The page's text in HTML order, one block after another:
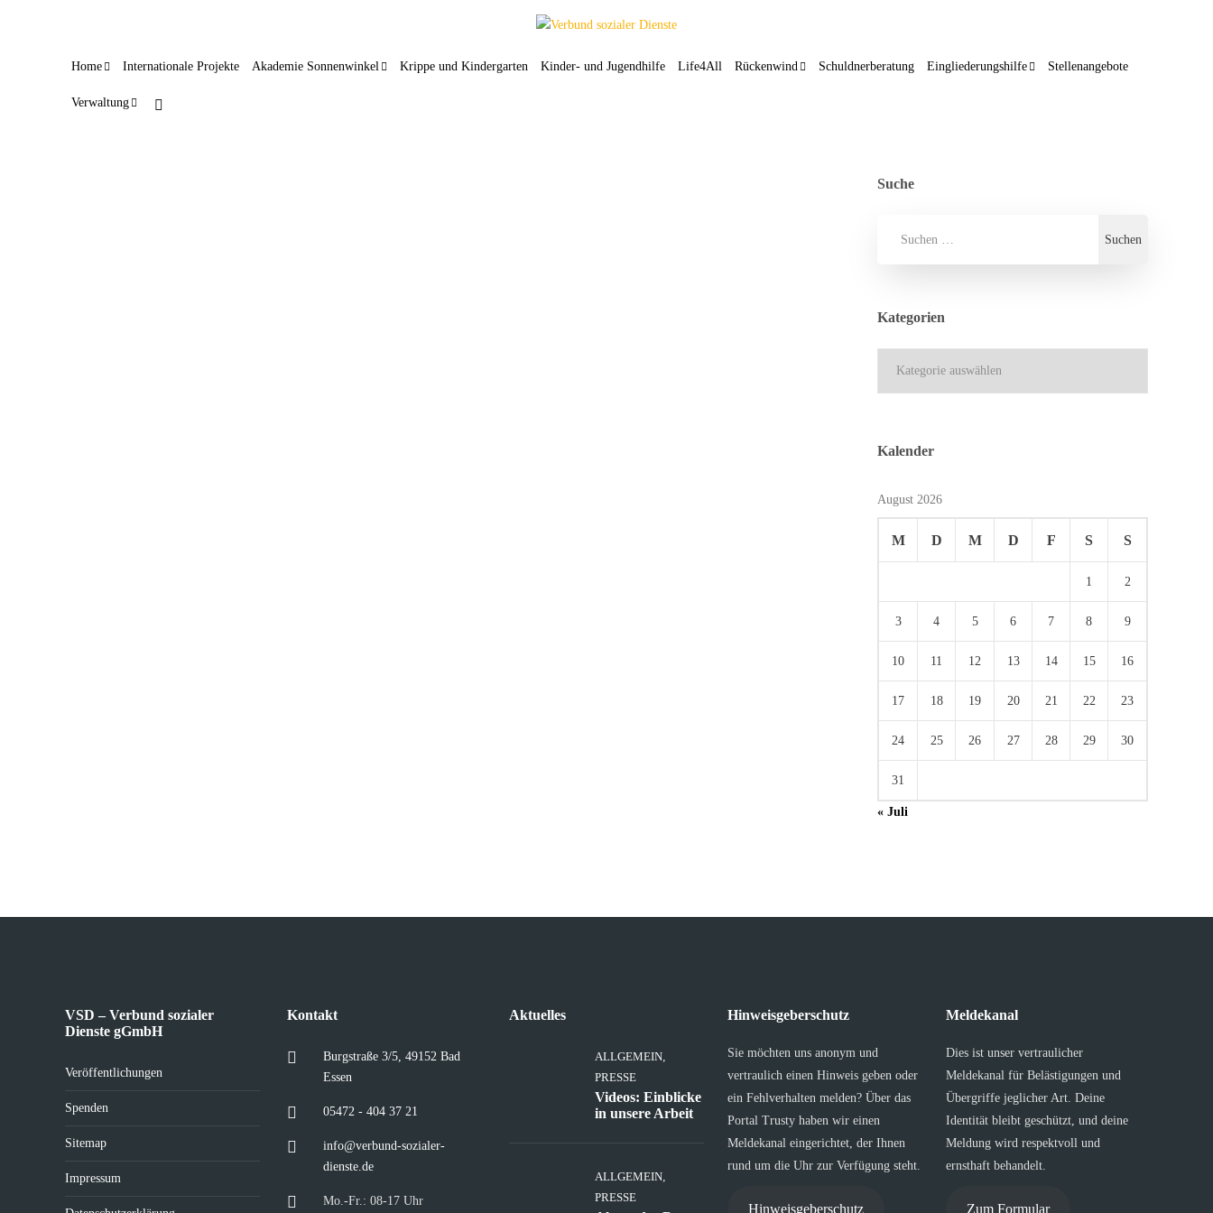
Home Internationale Projekte Akademie Sonnenwinkel Krippe und Kindergarten Kinder- und Jugendhilfe Life4All Rückenwind Schuldnerberatung Eingliederungshilfe Stellenangebote
Verwaltung
Suche
Kategorien
Kalender
August 2026
M D M D F S S
1 2
3 4 5 6 7 8 9
10 11 12 13 14 15 16
17 18 19 20 21 22 23
24 25 26 27 28 29 30
31
« Juli
VSD – Verbund sozialer
Dienste gGmbH
Veröffentlichungen
Spenden
Sitemap
Impressum
Kontakt
Burgstraße 3/5, 49152 Bad
Essen
05472 - 404 37 21
info@verbund-sozialer-
dienste.de
Mo.-Fr.: 08-17 Uhr
Aktuelles
ALLGEMEIN,
PRESSE
Videos: Einblicke
in unsere Arbeit
ALLGEMEIN,
PRESSE
Hinweisgeberschutz
Sie möchten uns anonym und
vertraulich einen Hinweis geben oder
ein Fehlverhalten melden? Über das
Portal Trusty haben wir einen
Meldekanal eingerichtet, der Ihnen
rund um die Uhr zur Verfügung steht.
Hinweisgeberschutz
Meldekanal
Dies ist unser vertraulicher
Meldekanal für Belästigungen und
Übergriffe jeglicher Art. Deine
Identität bleibt geschützt, und deine
Meldung wird respektvoll und
ernsthaft behandelt.
Zum Formular